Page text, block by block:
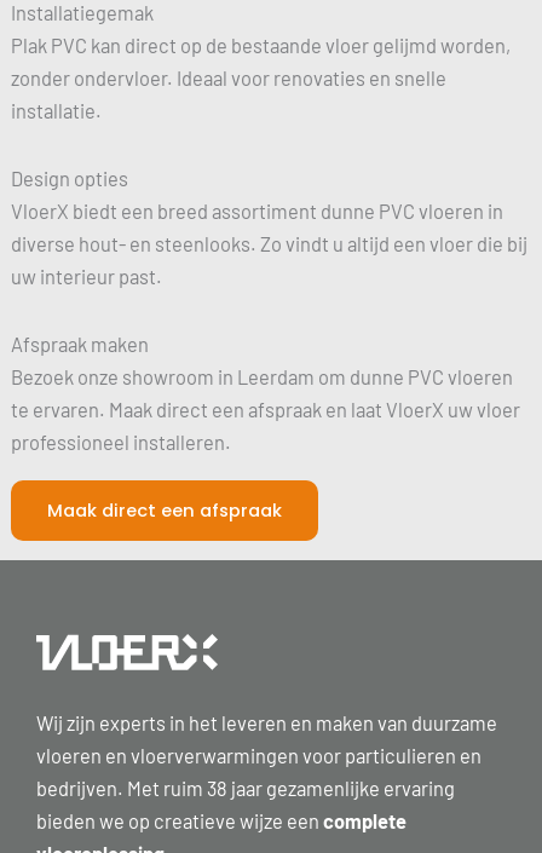
Installatiegemak
Plak PVC kan direct op de bestaande vloer gelijmd worden,
zonder ondervloer. Ideaal voor renovaties en snelle
installatie.
Design opties
VloerX biedt een breed assortiment dunne PVC vloeren in
diverse hout- en steenlooks. Zo vindt u altijd een vloer die bij
uw interieur past.
Afspraak maken
Bezoek onze showroom in Leerdam om dunne PVC vloeren
te ervaren. Maak direct een afspraak en laat VloerX uw vloer
professioneel installeren.
Maak direct een afspraak
Wij zijn experts in het leveren en maken van duurzame
vloeren en vloerverwarmingen voor particulieren en
bedrijven. Met ruim 38 jaar gezamenlijke ervaring
bieden we op creatieve wijze een complete